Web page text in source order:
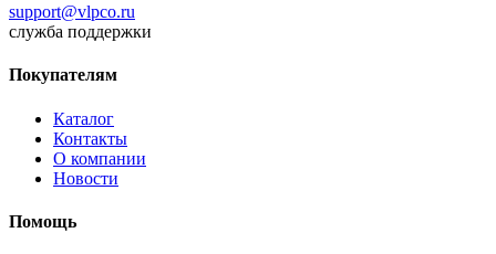
support@vlpco.ru
служба поддержки
Покупателям
Каталог
Контакты
О компании
Новости
Помощь